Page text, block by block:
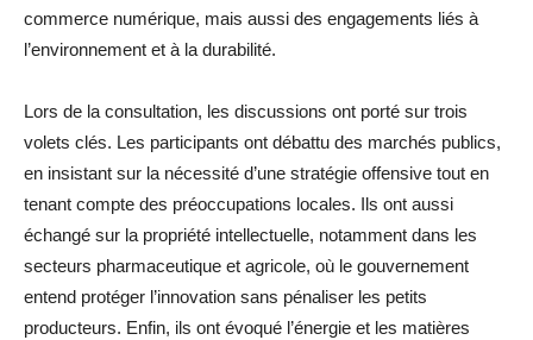
commerce numérique, mais aussi des engagements liés à
l’environnement et à la durabilité.
Lors de la consultation, les discussions ont porté sur trois
volets clés. Les participants ont débattu des marchés publics,
en insistant sur la nécessité d’une stratégie offensive tout en
tenant compte des préoccupations locales. Ils ont aussi
échangé sur la propriété intellectuelle, notamment dans les
secteurs pharmaceutique et agricole, où le gouvernement
entend protéger l’innovation sans pénaliser les petits
producteurs. Enfin, ils ont évoqué l’énergie et les matières